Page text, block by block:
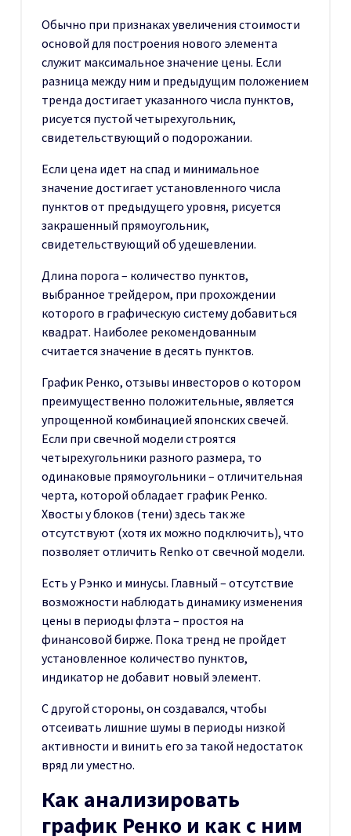
Обычно при признаках увеличения стоимости
основой для построения нового элемента
служит максимальное значение цены. Если
разница между ним и предыдущим положением
тренда достигает указанного числа пунктов,
рисуется пустой четырехугольник,
свидетельствующий о подорожании.
Если цена идет на спад и минимальное
значение достигает установленного числа
пунктов от предыдущего уровня, рисуется
закрашенный прямоугольник,
свидетельствующий об удешевлении.
Длина порога – количество пунктов,
выбранное трейдером, при прохождении
которого в графическую систему добавиться
квадрат. Наиболее рекомендованным
считается значение в десять пунктов.
График Ренко, отзывы инвесторов о котором
преимущественно положительные, является
упрощенной комбинацией японских свечей.
Если при свечной модели строятся
четырехугольники разного размера, то
одинаковые прямоугольники – отличительная
черта, которой обладает график Ренко.
Хвосты у блоков (тени) здесь так же
отсутствуют (хотя их можно подключить), что
позволяет отличить Renko от свечной модели.
Есть у Рэнко и минусы. Главный – отсутствие
возможности наблюдать динамику изменения
цены в периоды флэта – простоя на
финансовой бирже. Пока тренд не пройдет
установленное количество пунктов,
индикатор не добавит новый элемент.
С другой стороны, он создавался, чтобы
отсеивать лишние шумы в периоды низкой
активности и винить его за такой недостаток
вряд ли уместно.
Как анализировать
график Ренко и как с ним